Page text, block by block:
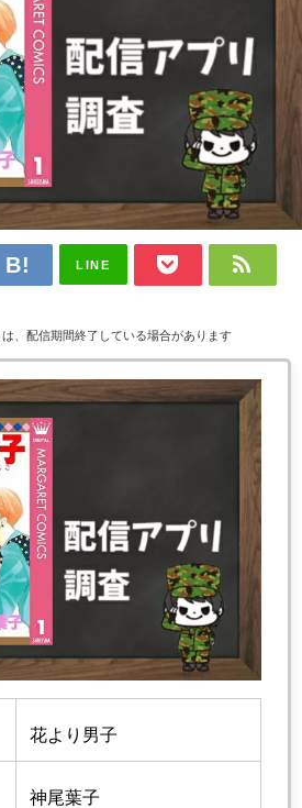
LINE
、配信期間終了している場合があります
花より男子
神尾葉子